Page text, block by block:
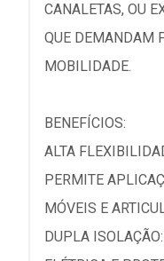
CANALETAS, OU
QUE DEMANDAM
MOBILIDADE.
BENEFÍCIOS:
ALTA
PERMITE
MÓVEIS E
DUPLA